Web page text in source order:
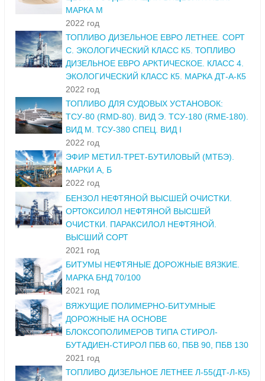
МАРКА М
2022 год
ТОПЛИВО ДИЗЕЛЬНОЕ ЕВРО ЛЕТНЕЕ. СОРТ
С. ЭКОЛОГИЧЕСКИЙ КЛАСС К5. ТОПЛИВО
ДИЗЕЛЬНОЕ ЕВРО АРКТИЧЕСКОЕ. КЛАСС 4.
ЭКОЛОГИЧЕСКИЙ КЛАСС К5. МАРКА ДТ-А-К5
2022 год
ТОПЛИВО ДЛЯ СУДОВЫХ УСТАНОВОК:
ТСУ-80 (RMD-80). ВИД Э. ТСУ-180 (RME-180).
ВИД М. ТСУ-380 СПЕЦ. ВИД I
2022 год
ЭФИР МЕТИЛ-ТРЕТ-БУТИЛОВЫЙ (МТБЭ).
МАРКИ А, Б
2022 год
БЕНЗОЛ НЕФТЯНОЙ ВЫСШЕЙ ОЧИСТКИ.
ОРТОКСИЛОЛ НЕФТЯНОЙ ВЫСШЕЙ
ОЧИСТКИ. ПАРАКСИЛОЛ НЕФТЯНОЙ.
ВЫСШИЙ СОРТ
2021 год
БИТУМЫ НЕФТЯНЫЕ ДОРОЖНЫЕ ВЯЗКИЕ.
МАРКА БНД 70/100
2021 год
ВЯЖУЩИЕ ПОЛИМЕРНО-БИТУМНЫЕ
ДОРОЖНЫЕ НА ОСНОВЕ
БЛОКСОПОЛИМЕРОВ ТИПА СТИРОЛ-
БУТАДИЕН-СТИРОЛ ПБВ 60, ПБВ 90, ПБВ 130
2021 год
ТОПЛИВО ДИЗЕЛЬНОЕ ЛЕТНЕЕ Л-55(ДТ-Л-К5)